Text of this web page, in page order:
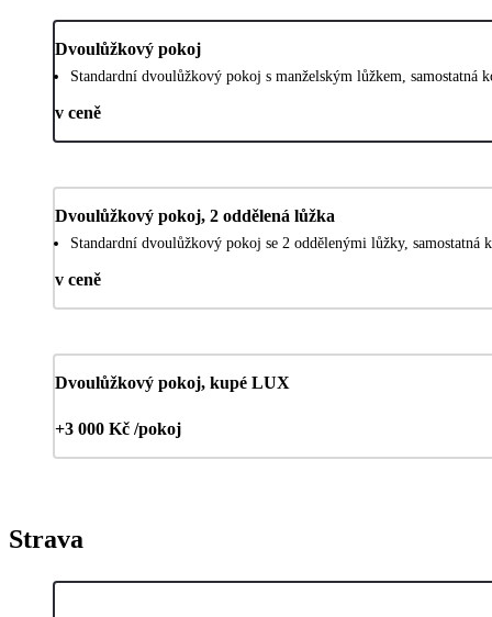
Dvoulůžkový pokoj
Standardní dvoulůžkový pokoj s manželským lůžkem, samostatná
v ceně
Dvoulůžkový pokoj, 2 oddělená lůžka
Standardní dvoulůžkový pokoj se 2 oddělenými lůžky, samostatná
v ceně
Dvoulůžkový pokoj, kupé LUX
+3 000 Kč /pokoj
Strava